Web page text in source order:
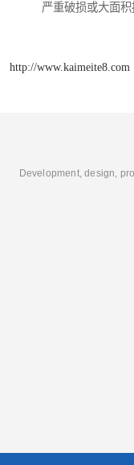
严重破损或大面积
http://www.kaimeite8.com
Development, design,